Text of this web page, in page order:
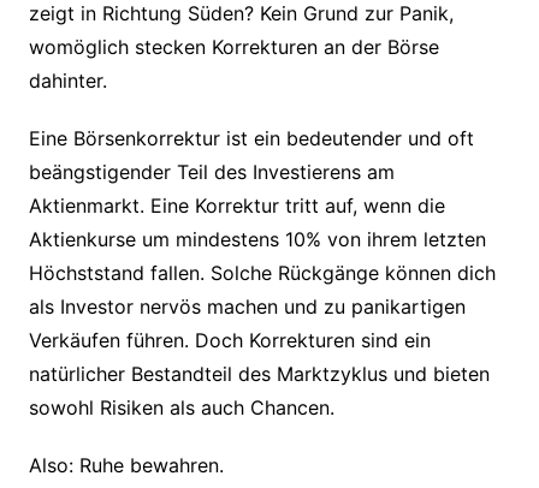
zeigt in Richtung Süden? Kein Grund zur Panik,
womöglich stecken Korrekturen an der Börse
dahinter.
Eine Börsenkorrektur ist ein bedeutender und oft
beängstigender Teil des Investierens am
Aktienmarkt. Eine Korrektur tritt auf, wenn die
Aktienkurse um mindestens 10% von ihrem letzten
Höchststand fallen. Solche Rückgänge können dich
als Investor nervös machen und zu panikartigen
Verkäufen führen. Doch Korrekturen sind ein
natürlicher Bestandteil des Marktzyklus und bieten
sowohl Risiken als auch Chancen.
Also: Ruhe bewahren.